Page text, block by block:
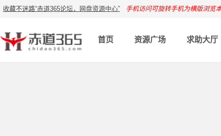
收藏不迷路“赤道365论坛，网盘资源中心” 手机访问可旋转手机为横版浏览
首页 资源广场 求助大厅